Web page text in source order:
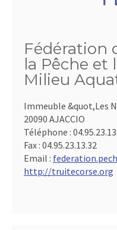
Fédération
la Pêche et
Milieu
Immeuble &quot,Les
20090 AJACCIO
Téléphone :
Fax : 04.95.23.13.32
Email :
http://truitecorse.org